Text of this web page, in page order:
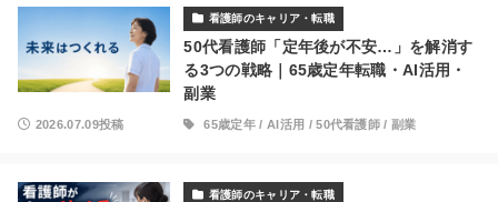
看護師のキャリア・転職
50代看護師「定年後が不安…」を解消す
る3つの戦略｜65歳定年転職・AI活用・
副業
2026.07.09投稿 65歳定年/ AI活用 /50代看護師 /副業
看護師のキャリア・転職